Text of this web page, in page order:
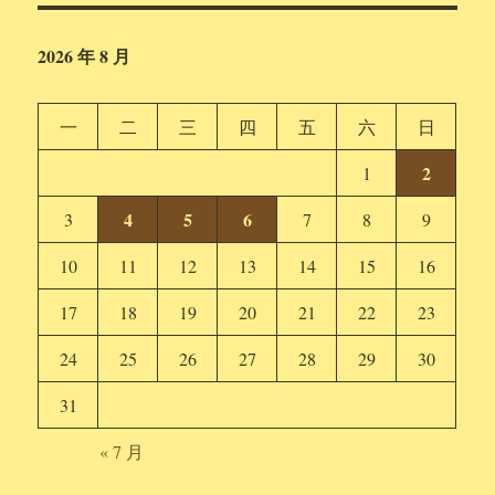
2026 年 8 月
一 二 三 四 五 六
日
1
2
3 4 5 6 7 8
9
10
11 12 13 14 15
16
17
18 19 20 21 22
23
24
25 26 27 28 29
30
31
« 7 月